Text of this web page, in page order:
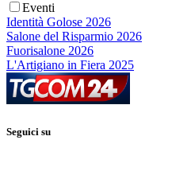
Eventi
Identità Golose 2026
Salone del Risparmio 2026
Fuorisalone 2026
L'Artigiano in Fiera 2025
Seguici su